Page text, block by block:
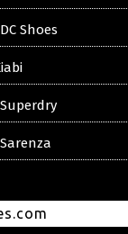
Shoes